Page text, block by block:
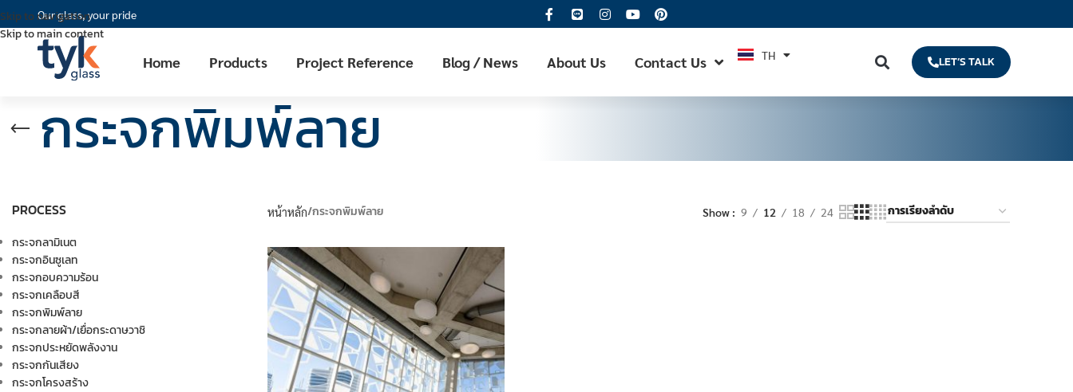
Skip to navigation
Skip to main content
Our glass, your pride
Home Products Project Reference Blog / News About Us Contact Us TH
EN LET’S TALK
กระจกพิมพ์ลาย
PROCESS
กระจกลามิเนต
กระจกอินซูเลท
กระจกอบความร้อน
กระจกเคลือบสี
กระจกพิมพ์ลาย
กระจกลายผ้า/เยื่อกระดาษวาชิ
กระจกประหยัดพลังงาน
กระจกกันเสียง
กระจกโครงสร้าง
หน้าหลัก กระจกพิมพ์ลาย Show 9 12 18 24